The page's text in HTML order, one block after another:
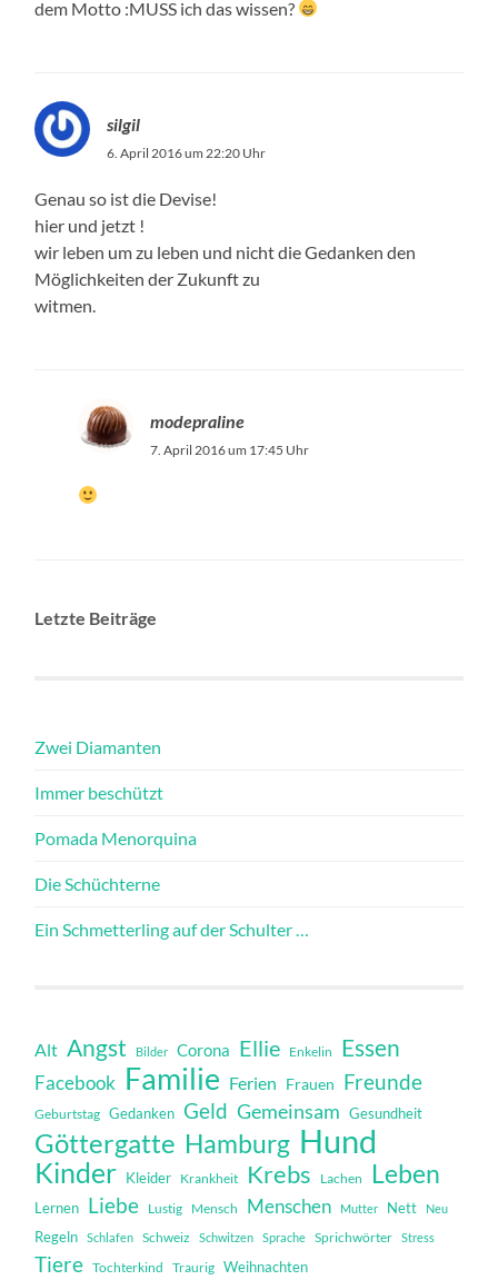
dem Motto :MUSS ich das wissen?
silgil
6. April 2016 um 22:20 Uhr
Genau so ist die Devise!
hier und jetzt !
wir leben um zu leben und nicht die Gedanken den
Möglichkeiten der Zukunft zu
witmen.
modepraline
7. April 2016 um 17:45 Uhr
Letzte Beiträge
Zwei Diamanten
Immer beschützt
Pomada Menorquina
Die Schüchterne
Ein Schmetterling auf der Schulter …
Alt Angst Bilder Corona Ellie Enkelin Essen
Facebook Familie Ferien Frauen Freunde
Geburtstag Gedanken Geld Gemeinsam Gesundheit
Göttergatte Hamburg Hund
Kinder Kleider Krankheit Krebs Lachen Leben
Lernen Liebe Lustig Mensch Menschen Mutter Nett Neu
Regeln Schlafen Schweiz Schwitzen Sprache Sprichwörter Stress
Tiere Tochterkind Traurig Weihnachten